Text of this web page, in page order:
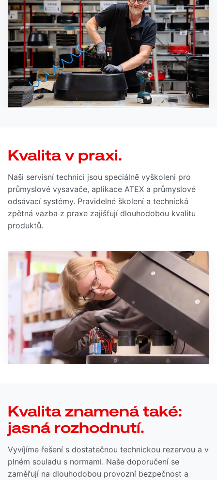
Kvalita v praxi.
Naši servisní technici jsou speciálně vyškoleni pro
průmyslové vysavače, aplikace ATEX a průmyslové
odsávací systémy. Pravidelné školení a technická
zpětná vazba z praxe zajišťují dlouhodobou kvalitu
produktů.
Kvalita znamená také:
jasná rozhodnutí.
Vyvíjíme řešení s dostatečnou technickou rezervou a v
plném souladu s normami. Naše doporučení se
zaměřují na dlouhodobou provozní bezpečnost a